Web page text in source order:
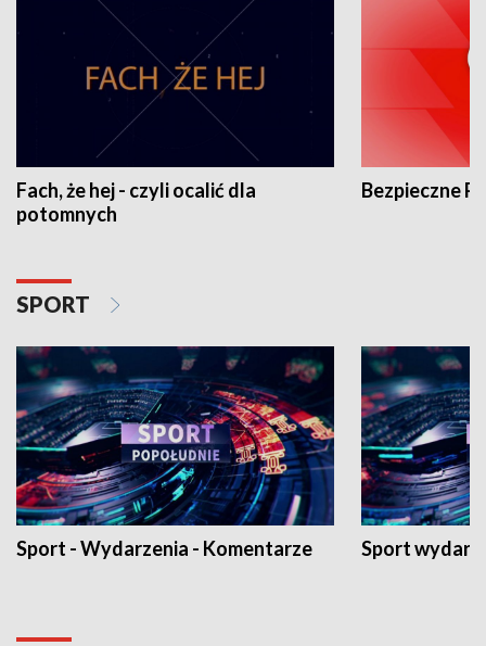
Fach, że hej - czyli ocalić dla
potomnych
Bezpieczne
SPORT
Sport - Wydarzenia - Komentarze Sport